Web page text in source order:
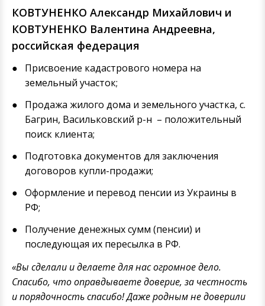
КОВТУНЕНКО Александр Михайлович и
КОВТУНЕНКО Валентина Андреевна,
российская федерация
Присвоение кадастрового номера на
земельный участок;
Продажа жилого дома и земельного участка, с.
Багрин, Васильковский р-н – положительный
поиск клиента;
Подготовка документов для заключения
договоров купли-продажи;
Оформление и перевод пенсии из Украины в
РФ;
Получение денежных сумм (пенсии) и
последующая их пересылка в РФ.
«Вы сделали и делаете для нас огромное дело.
Спасибо, что оправдываете доверие, за честность
и порядочность спасибо! Даже родным не доверили